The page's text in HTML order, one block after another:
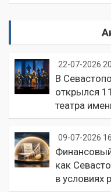
22-07-2026
В
открылся
театра
09-07-2026
как
в условиях